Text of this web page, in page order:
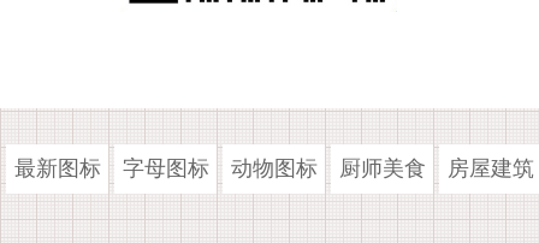
最新图标 字母图标 动物图标 厨师美食 房屋建筑